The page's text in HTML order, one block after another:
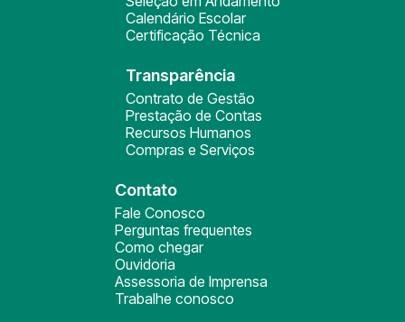
Calendário Escolar
Certificação Técnica
Transparência
Contrato de Gestão
Prestação de Contas
Recursos Humanos
Compras e Serviços
Contato
Fale Conosco
Perguntas frequentes
Como chegar
Ouvidoria
Assessoria de Imprensa
Trabalhe conosco